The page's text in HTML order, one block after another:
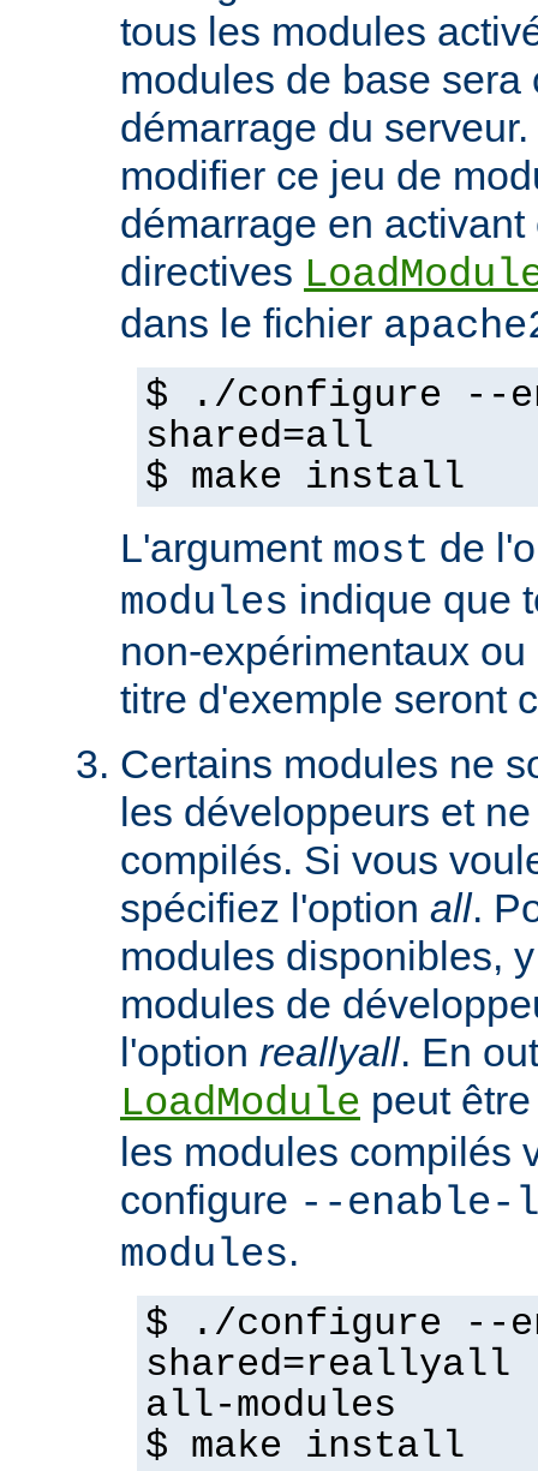
tous les modules
modules de base sera
démarrage du
modifier ce jeu de
démarrage en
directives
dans le fichier
$ ./configure --
shared=all
$ make install
L'argument most de
modules indique que
non-expérimentaux
titre d'exemple seront
Certains modules ne
les développeurs et
compilés. Si vous
spécifiez l'option all.
modules disponibles,
modules de
l'option reallyall. En
LoadModule peut
les modules compilés
configure --
modules.
$ ./configure --
shared=reallyall
all-modules
$ make install